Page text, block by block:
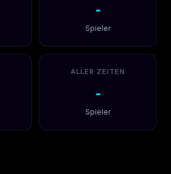
-
Spieler
ALLER ZEITEN
-
Spieler